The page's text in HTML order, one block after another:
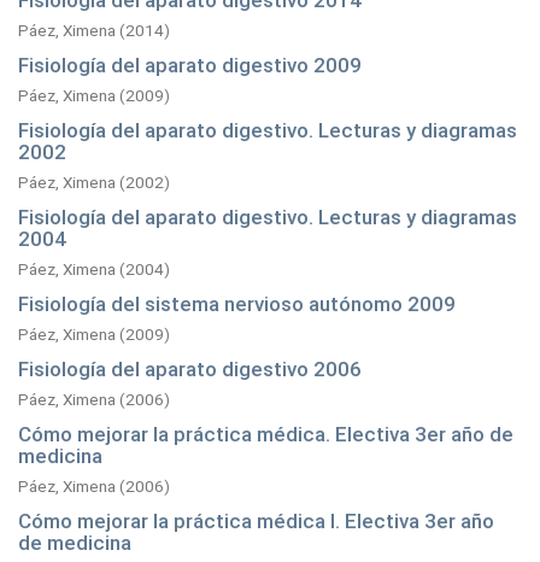
Páez, Ximena (2014)
Fisiología del aparato digestivo 2009
Páez, Ximena (2009)
Fisiología del aparato digestivo. Lecturas y diagramas
2002
Páez, Ximena (2002)
Fisiología del aparato digestivo. Lecturas y diagramas
2004
Páez, Ximena (2004)
Fisiología del sistema nervioso autónomo 2009
Páez, Ximena (2009)
Fisiología del aparato digestivo 2006
Páez, Ximena (2006)
Cómo mejorar la práctica médica. Electiva 3er año de
medicina
Páez, Ximena (2006)
Cómo mejorar la práctica médica I. Electiva 3er año
de medicina